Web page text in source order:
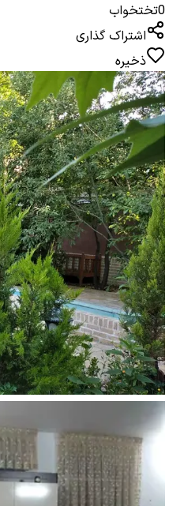
0تختخواب
اشتراک گذاری
ذخیره